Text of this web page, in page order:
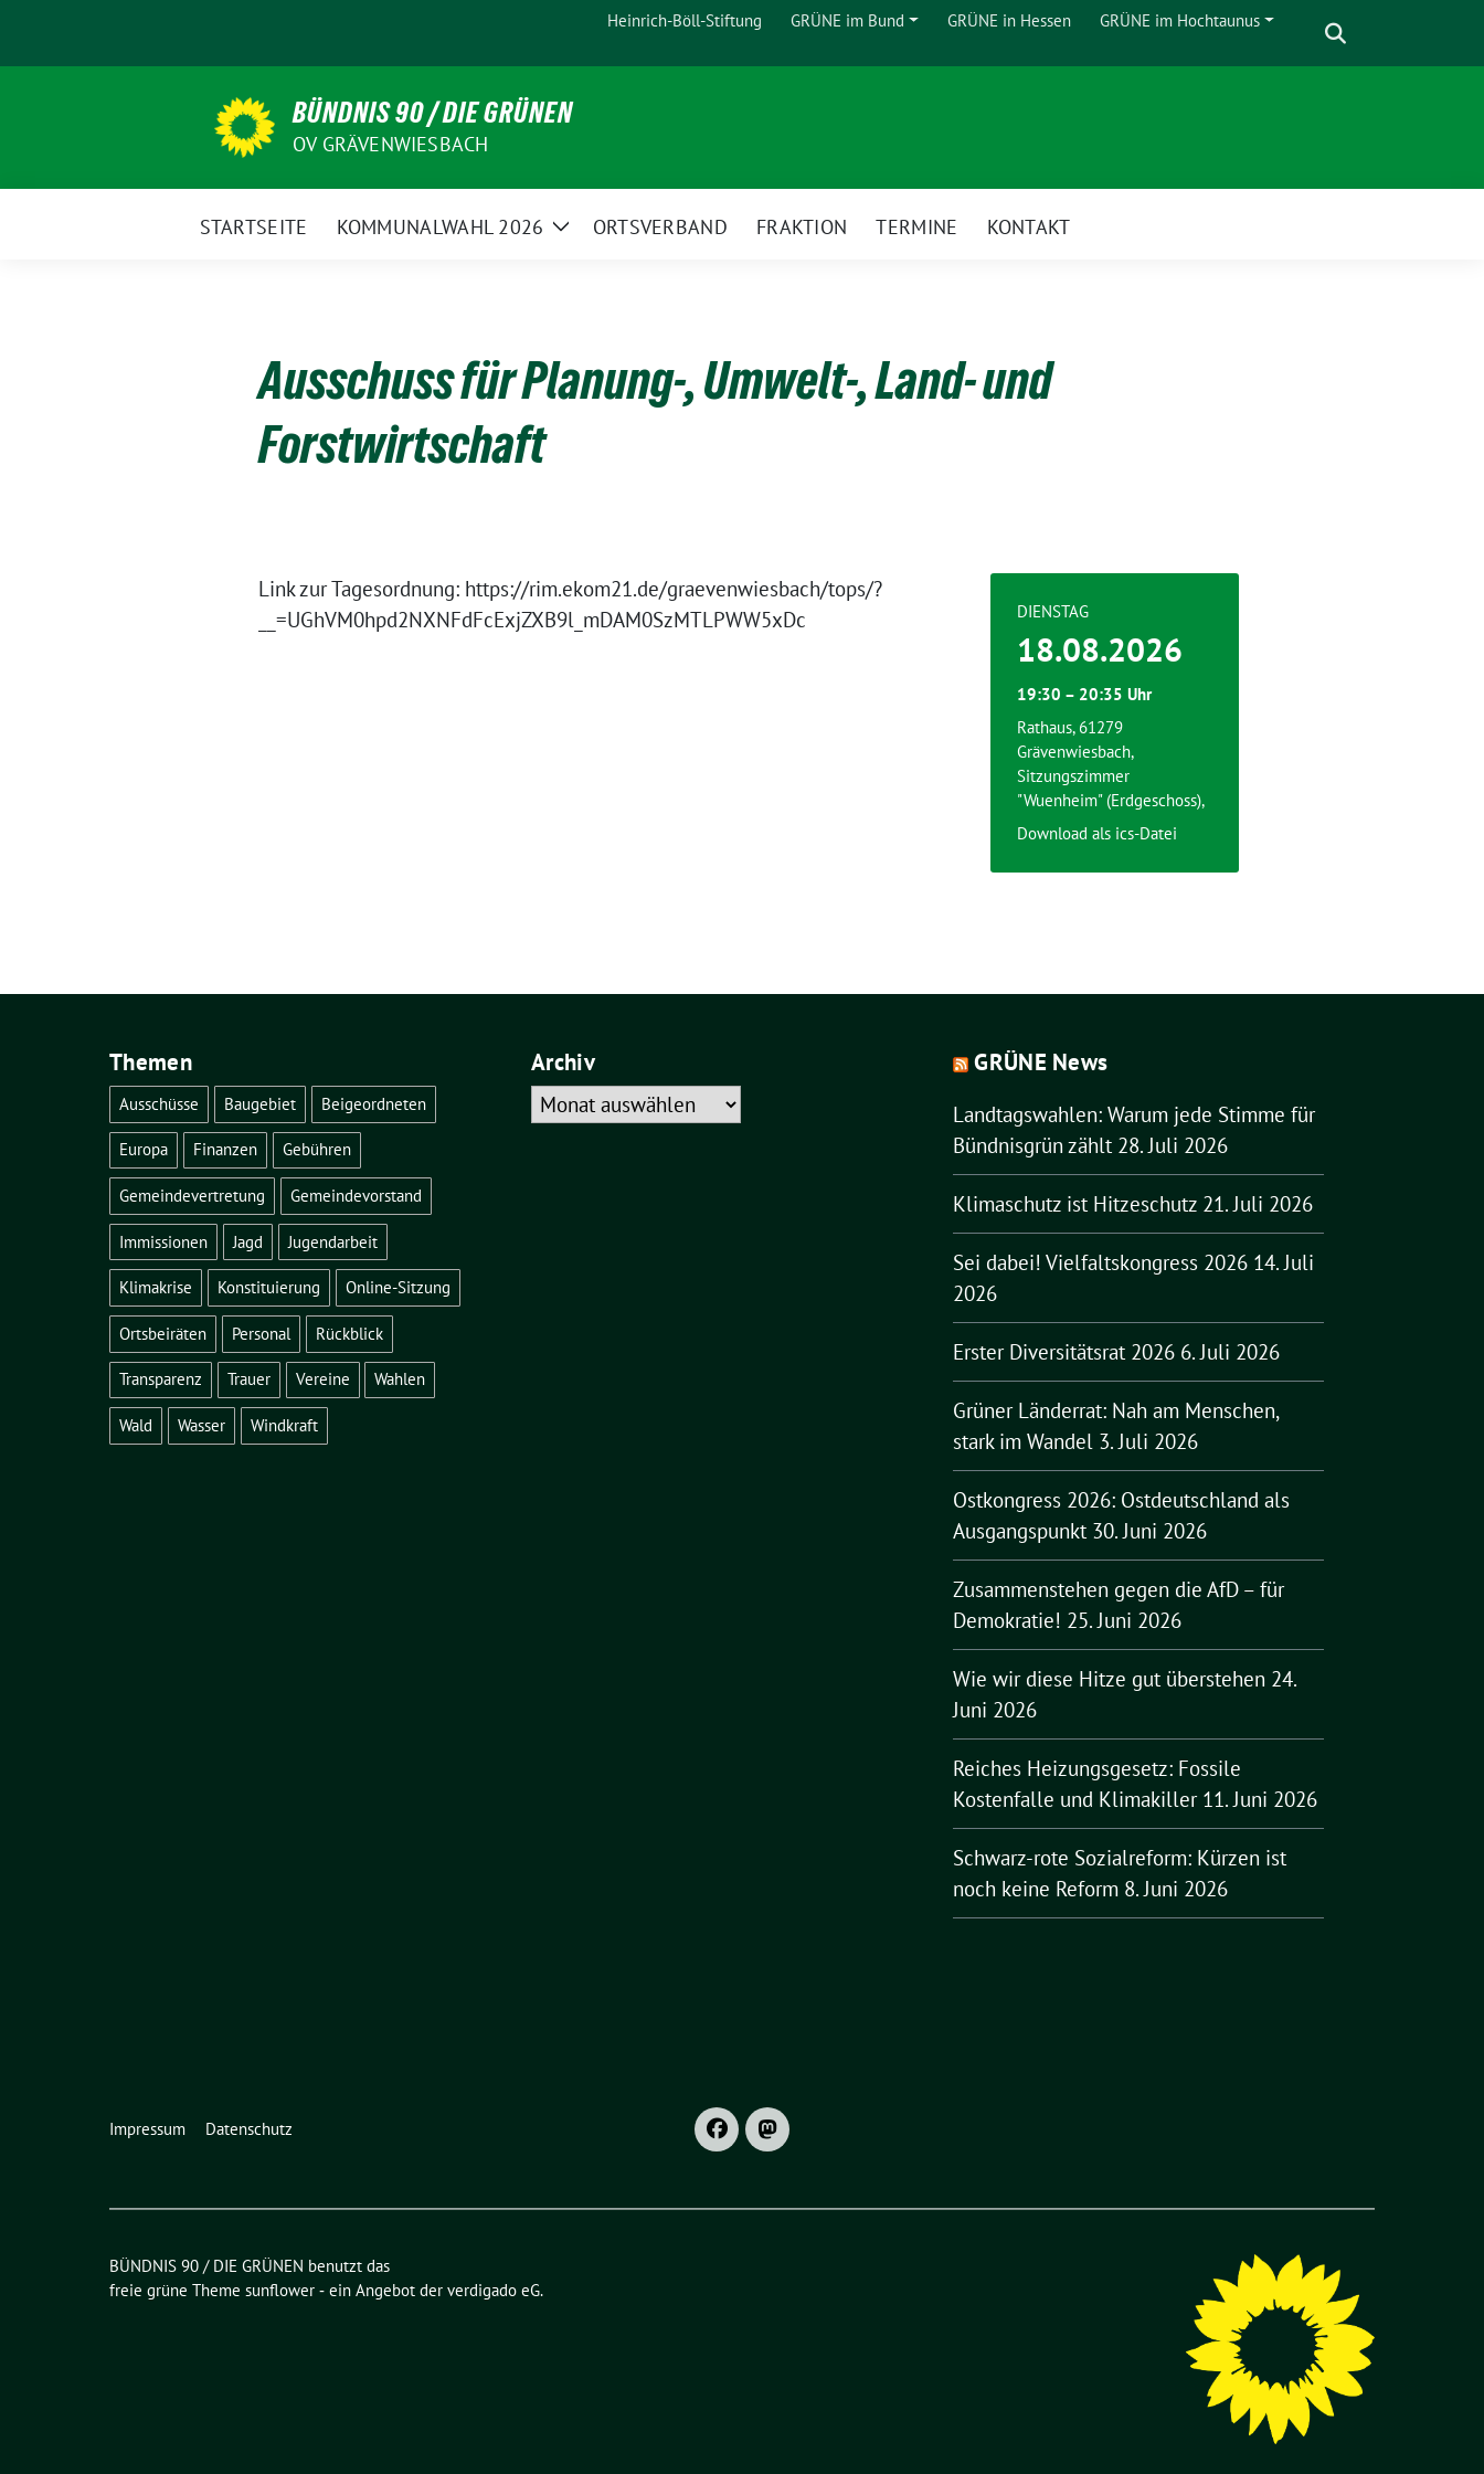
Heinrich-Böll-Stiftung GRÜNE im Bund
Zeige
GRÜNE in Hessen GRÜNE im Hochtaunus
Zeige
BÜNDNIS 90 / DIE GRÜNEN
OV GRÄVENWIESBACH
STARTSEITE KOMMUNALWAHL 2026
ZeigeORTSVERBAND FRAKTION TERMINE KONTAKT
Ausschuss für Planung-, Umwelt-, Land- und
Forstwirtschaft
Link zur Tagesordnung: https://rim.ekom21.de/graevenwiesbach/tops/?
__=UGhVM0hpd2NXNFdFcExjZXB9l_mDAM0SzMTLPWW5xDc
DIENSTAG
18.08.2026
19:30 – 20:35 Uhr
Rathaus, 61279
Grävenwiesbach,
Sitzungszimmer
"Wuenheim" (Erdgeschoss),
Download als ics-Datei
Themen
Ausschüsse Baugebiet Beigeordneten
Europa Finanzen Gebühren
Gemeindevertretung Gemeindevorstand
Immissionen Jagd Jugendarbeit
Klimakrise Konstituierung Online-Sitzung
Ortsbeiräten Personal Rückblick
Transparenz Trauer Vereine Wahlen
Wald Wasser Windkraft
Archiv
Archiv
GRÜNE News
Landtagswahlen: Warum jede Stimme für
Bündnisgrün zählt 28. Juli 2026
Klimaschutz ist Hitzeschutz 21. Juli 2026
Sei dabei! Vielfaltskongress 2026 14. Juli
2026
Erster Diversitätsrat 2026 6. Juli 2026
Grüner Länderrat: Nah am Menschen,
stark im Wandel 3. Juli 2026
Ostkongress 2026: Ostdeutschland als
Ausgangspunkt 30. Juni 2026
Zusammenstehen gegen die AfD – für
Demokratie! 25. Juni 2026
Wie wir diese Hitze gut überstehen 24.
Juni 2026
Reiches Heizungsgesetz: Fossile
Kostenfalle und Klimakiller 11. Juni 2026
Schwarz-rote Sozialreform: Kürzen ist
noch keine Reform 8. Juni 2026
Impressum Datenschutz
BÜNDNIS 90 / DIE GRÜNEN benutzt das
freie grüne Theme sunflower ‐ ein Angebot der verdigado eG.